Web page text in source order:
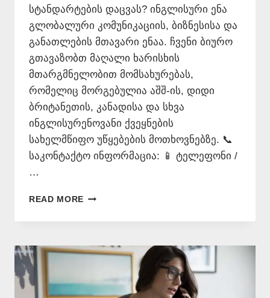
სტანდარტების დაცვას? ინგლისური ენა
გლობალური კომუნიკაციის, ბიზნესისა და
განათლების მთავარი ენაა. ჩვენი ბიურო
გთავაზობთ მაღალი ხარისხის
მთარგმნელობით მომსახურებას,
რომელიც მორგებულია აშშ-ის, დიდი
ბრიტანეთის, კანადისა და სხვა
ინგლისურენოვანი ქვეყნების
სახელმწიფო უწყებების მოთხოვნებზე. 📞
საკონტაქტო ინფორმაცია: 📱 ტელეფონი /
…
READ MORE ᲘᲜᲒᲚᲘᲡᲣᲠᲐᲓ
+995
546